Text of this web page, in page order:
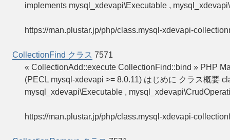
implements mysql_xdevapi\Executable ,
https://man.plustar.jp/php/class.mysql-xdevapi-
CollectionFind クラス 7571
« CollectionAdd::execute CollectionFind::bind » PHP
(PECL mysql-xdevapi >= 8.0.11) はじめに クラス概要
mysql_xdevapi\Executable ,
https://man.plustar.jp/php/class.mysql-xdevapi-